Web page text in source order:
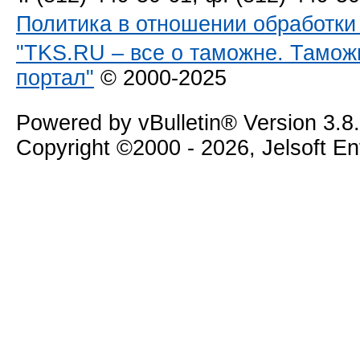
Политика в отношении
"TKS.RU – все о таможне.
портал" © 2000-2025
Powered by vBulletin® Version
Copyright ©2000 - 2026, Jelsoft